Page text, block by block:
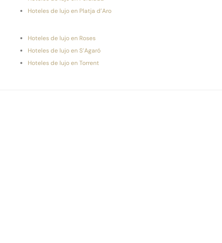
Hoteles de lujo en Platja d’Aro
Hoteles de lujo en Roses
Hoteles de lujo en S’Agaró
Hoteles de lujo en Torrent